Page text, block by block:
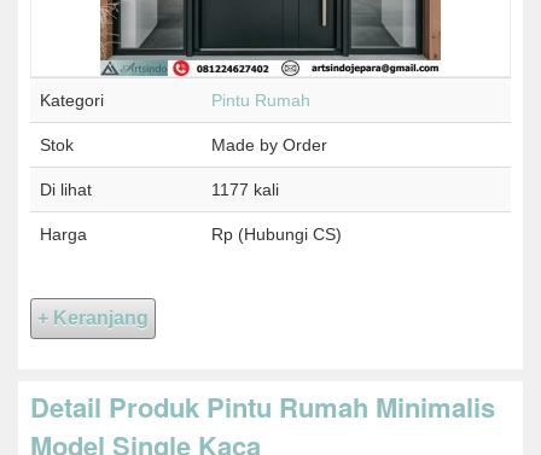
Kategori Pintu Rumah
Stok Made by Order
Di lihat 1177 kali
Harga Rp (Hubungi CS)
Detail Produk Pintu Rumah Minimalis
Model Single Kaca